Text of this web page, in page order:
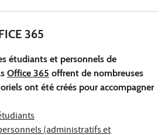
365
étudiants et personnels de
Office 365 offrent de nombreuses
ont été créés pour accompagner
(administratifs et